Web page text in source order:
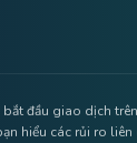
đầu giao dịch
hiểu các rủi ro